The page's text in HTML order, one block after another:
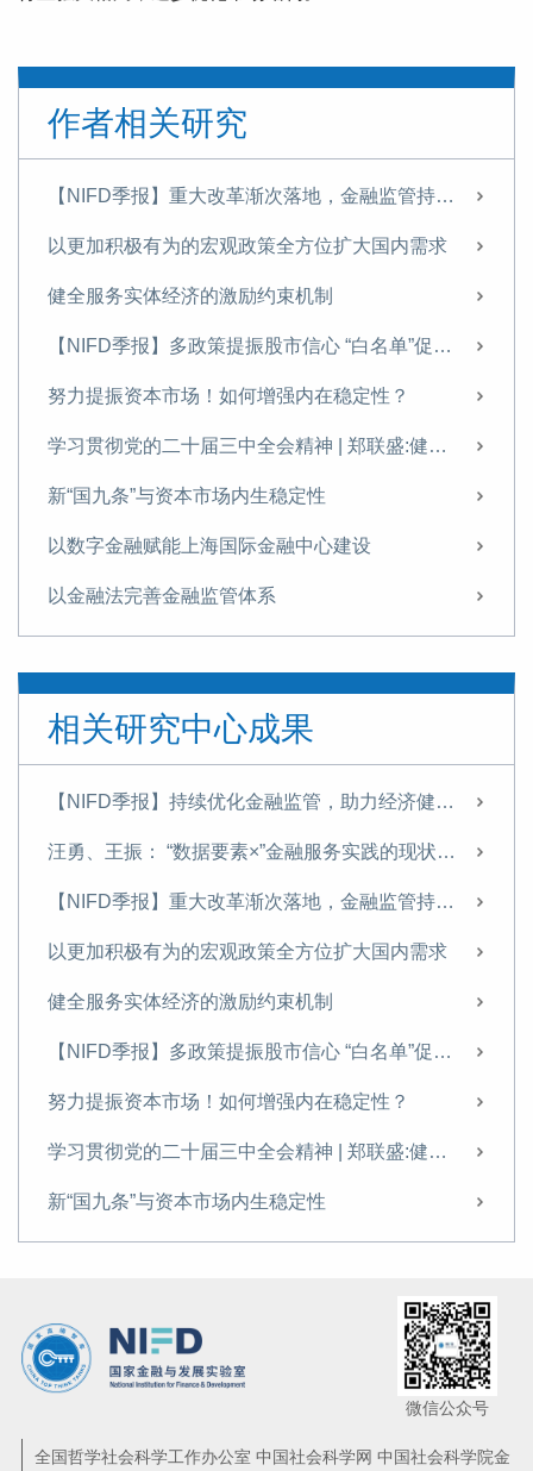
作者相关研究
【NIFD季报】重大改革渐次落地，金融监管持续优化——2024年度中国金融监管
以更加积极有为的宏观政策全方位扩大国内需求
健全服务实体经济的激励约束机制
【NIFD季报】多政策提振股市信心 “白名单”促进房市趋稳——2024Q3中国金融监管
努力提振资本市场！如何增强内在稳定性？
学习贯彻党的二十届三中全会精神 | 郑联盛:健全宏观经济治理体系以提升宏观政策效能的思考
新“国九条”与资本市场内生稳定性
以数字金融赋能上海国际金融中心建设
以金融法完善金融监管体系
【NIFD季报】优化重点环节金融监管 确保金融系统总体稳定——2024Q2中国金融监管
我国内需变动趋势、根源及扩大路径
欧盟金融数据治理：框架、重点与启示
积极参与国际金融监管改革
积极参与国际金融监管改革
以经济高质量发展促进金融稳定
筑牢“三角循环”风险防护墙
筑牢“三角循环”风险防护墙
美国金融监管强化的根源、重点及影响
美欧银行业风险的监管反思与启示
美国金融监管强化的根源、重点及影响
相关研究中心成果
【NIFD季报】持续优化金融监管，助力经济健康发展——2025H1中国金融监管
汪勇、王振： “数据要素×”金融服务实践的现状、问题与建议
【NIFD季报】重大改革渐次落地，金融监管持续优化——2024年度中国金融监管
以更加积极有为的宏观政策全方位扩大国内需求
健全服务实体经济的激励约束机制
【NIFD季报】多政策提振股市信心 “白名单”促进房市趋稳——2024Q3中国金融监管
努力提振资本市场！如何增强内在稳定性？
学习贯彻党的二十届三中全会精神 | 郑联盛:健全宏观经济治理体系以提升宏观政策效能的思考
新“国九条”与资本市场内生稳定性
微信公众号
全国哲学社会科学工作办公室 中国社会科学网 中国社会科学院金